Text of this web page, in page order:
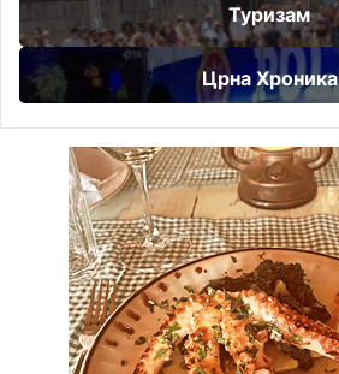
Туризам
Црна Хроника